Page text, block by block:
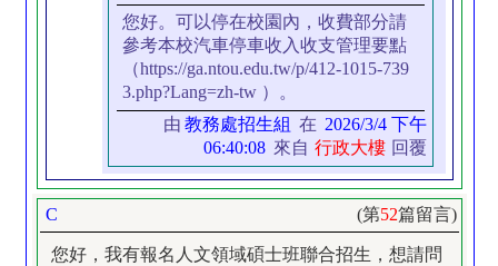
您好。可以停在校園內，收費部分請
參考本校汽車停車收入收支管理要點
（https://ga.ntou.edu.tw/p/412-1015-739
3.php?Lang=zh-tw ）。
由 教務處招生組 在 2026/3/4 下午
06:40:08 來自 行政大樓 回覆
C (第52篇留言)
您好，我有報名人文領域碩士班聯合招生，想請問